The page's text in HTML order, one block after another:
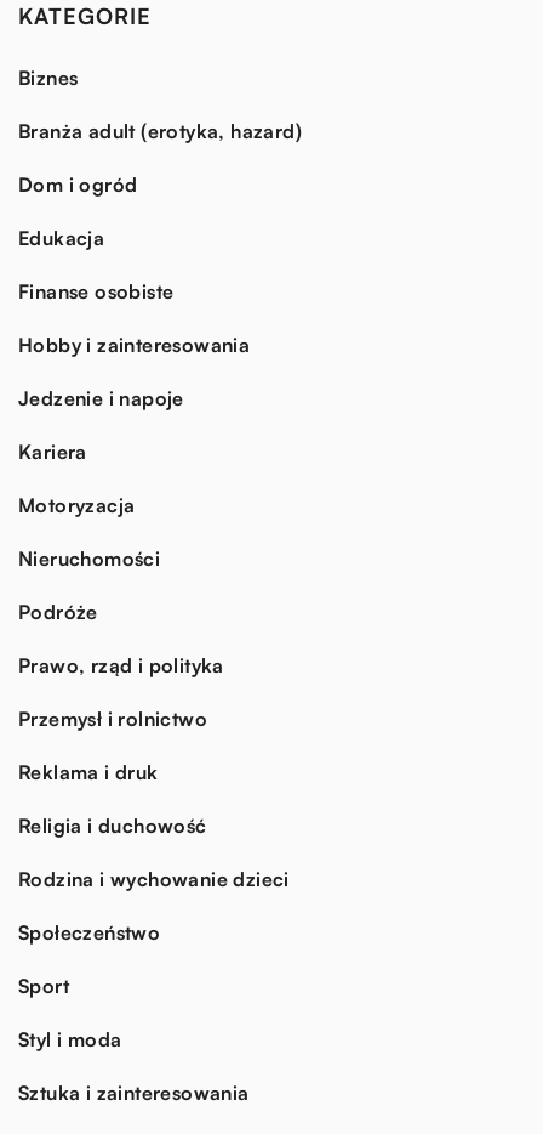
KATEGORIE
Biznes
Branża adult (erotyka, hazard)
Dom i ogród
Edukacja
Finanse osobiste
Hobby i zainteresowania
Jedzenie i napoje
Kariera
Motoryzacja
Nieruchomości
Podróże
Prawo, rząd i polityka
Przemysł i rolnictwo
Reklama i druk
Religia i duchowość
Rodzina i wychowanie dzieci
Społeczeństwo
Sport
Styl i moda
Sztuka i zainteresowania